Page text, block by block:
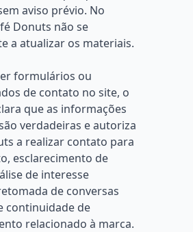
aviso prévio. No
Donuts não se
a atualizar os materiais.
formulários ou
de contato no site, o
que as informações
verdadeiras e autoriza
a realizar contato para
esclarecimento de
de interesse
de conversas
continuidade de
relacionado à marca.